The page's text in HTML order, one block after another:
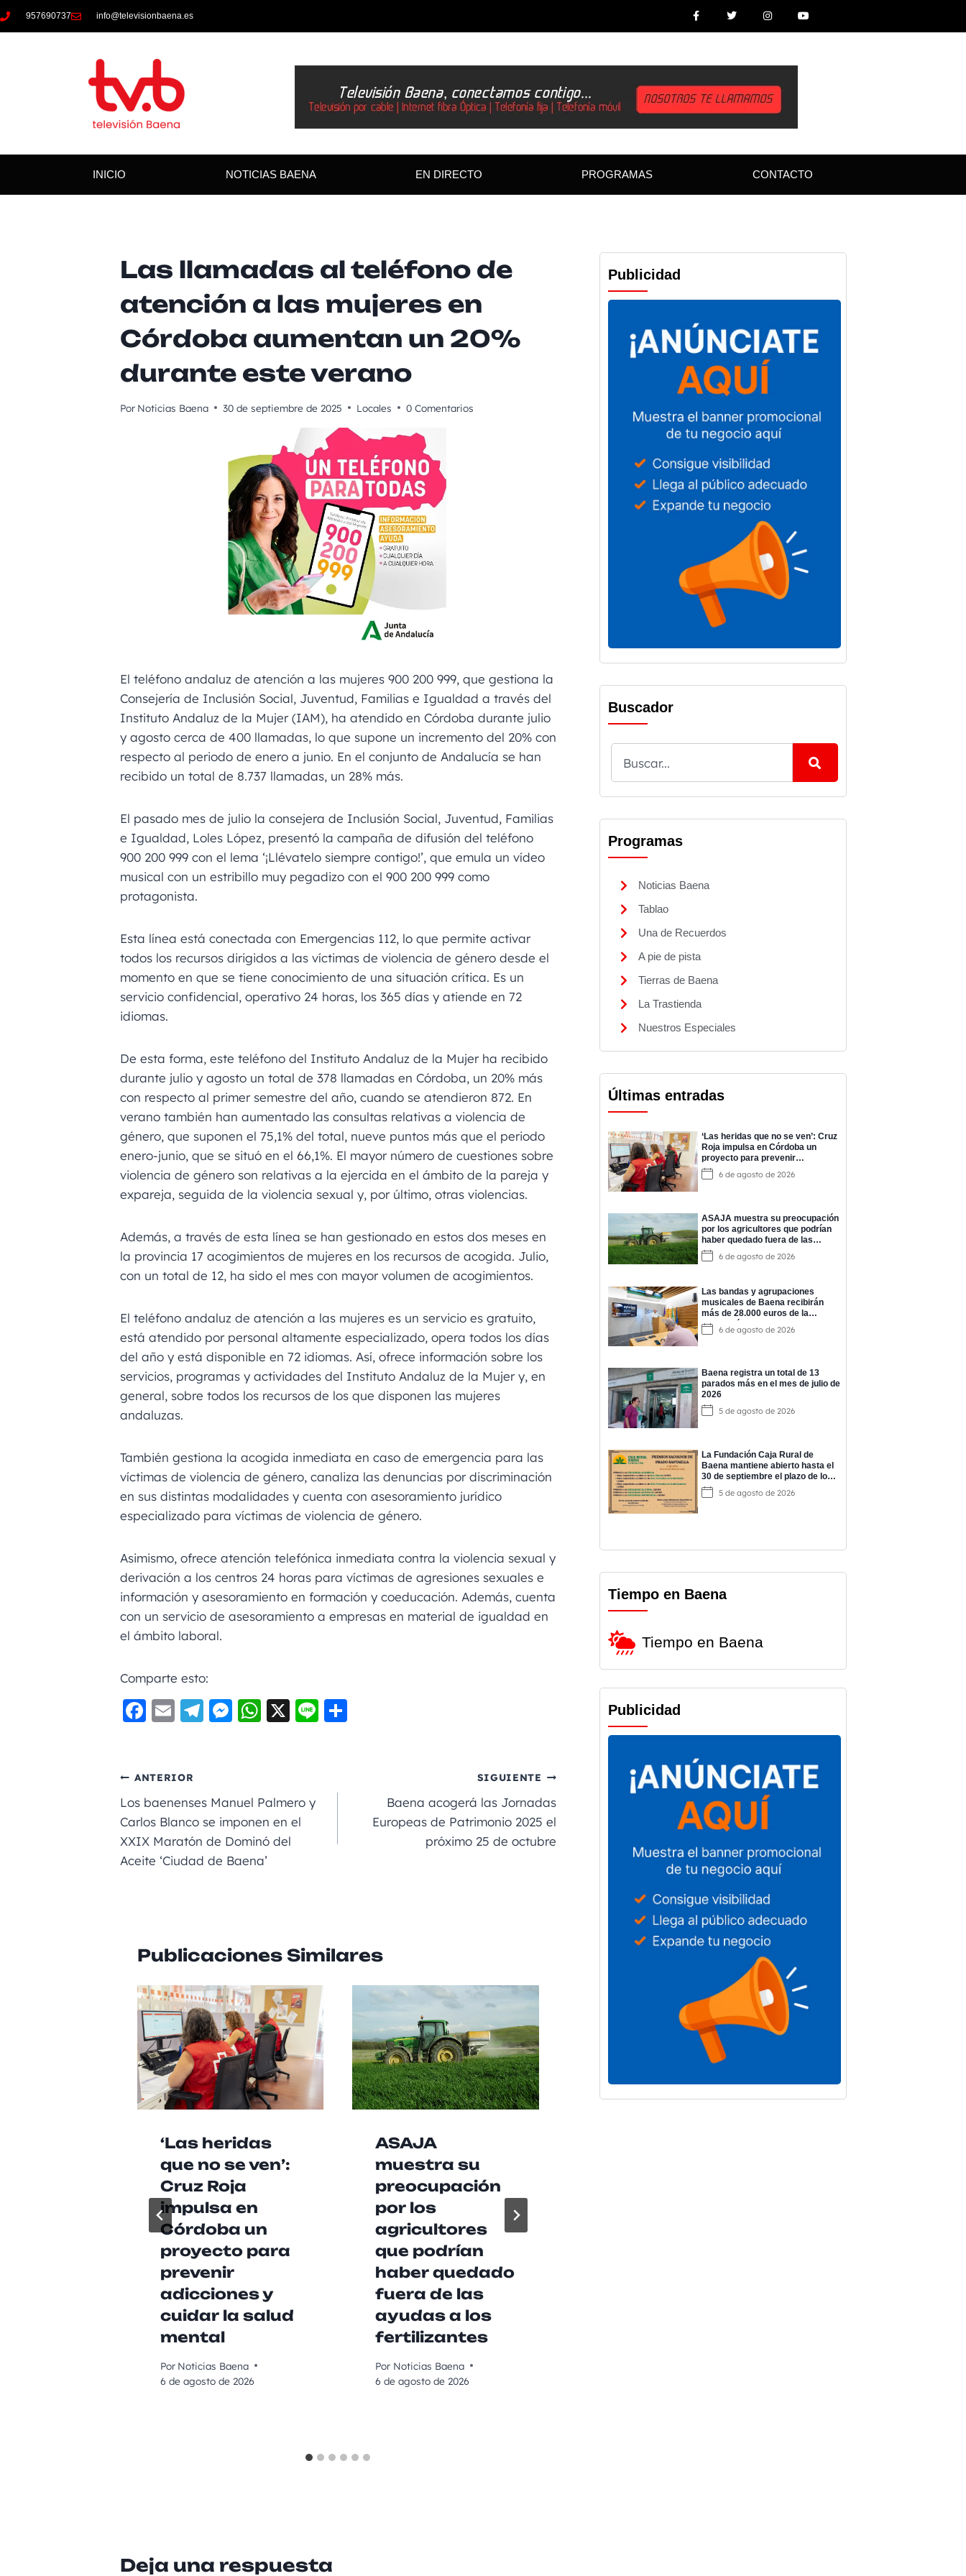
957690737 info@televisionbaena.es
INICIO NOTICIAS BAENA EN DIRECTO PROGRAMAS CONTACTO
Las llamadas al teléfono de
atención a las mujeres en
Córdoba aumentan un 20%
durante este verano
Por Noticias Baena 30 de septiembre de 2025 Locales 0 Comentarios
El teléfono andaluz de atención a las mujeres 900 200 999, que gestiona la
Consejería de Inclusión Social, Juventud, Familias e Igualdad a través del
Instituto Andaluz de la Mujer (IAM), ha atendido en Córdoba durante julio
y agosto cerca de 400 llamadas, lo que supone un incremento del 20% con
respecto al periodo de enero a junio. En el conjunto de Andalucía se han
recibido un total de 8.737 llamadas, un 28% más.
El pasado mes de julio la consejera de Inclusión Social, Juventud, Familias
e Igualdad, Loles López, presentó la campaña de difusión del teléfono
900 200 999 con el lema ‘¡Llévatelo siempre contigo!’, que emula un vídeo
musical con un estribillo muy pegadizo con el 900 200 999 como
protagonista.
Esta línea está conectada con Emergencias 112, lo que permite activar
todos los recursos dirigidos a las víctimas de violencia de género desde el
momento en que se tiene conocimiento de una situación crítica. Es un
servicio confidencial, operativo 24 horas, los 365 días y atiende en 72
idiomas.
De esta forma, este teléfono del Instituto Andaluz de la Mujer ha recibido
durante julio y agosto un total de 378 llamadas en Córdoba, un 20% más
con respecto al primer semestre del año, cuando se atendieron 872. En
verano también han aumentado las consultas relativas a violencia de
género, que suponen el 75,1% del total, nueve puntos más que el periodo
enero-junio, que se situó en el 66,1%. El mayor número de cuestiones sobre
violencia de género son relativas a la ejercida en el ámbito de la pareja y
expareja, seguida de la violencia sexual y, por último, otras violencias.
Además, a través de esta línea se han gestionado en estos dos meses en
la provincia 17 acogimientos de mujeres en los recursos de acogida. Julio,
con un total de 12, ha sido el mes con mayor volumen de acogimientos.
El teléfono andaluz de atención a las mujeres es un servicio es gratuito,
está atendido por personal altamente especializado, opera todos los días
del año y está disponible en 72 idiomas. Así, ofrece información sobre los
servicios, programas y actividades del Instituto Andaluz de la Mujer y, en
general, sobre todos los recursos de los que disponen las mujeres
andaluzas.
También gestiona la acogida inmediata en caso de emergencia para las
víctimas de violencia de género, canaliza las denuncias por discriminación
en sus distintas modalidades y cuenta con asesoramiento jurídico
especializado para víctimas de violencia de género.
Asimismo, ofrece atención telefónica inmediata contra la violencia sexual y
derivación a los centros 24 horas para víctimas de agresiones sexuales e
información y asesoramiento en formación y coeducación. Además, cuenta
con un servicio de asesoramiento a empresas en material de igualdad en
el ámbito laboral.
Comparte esto:
F
e
b
o
o
k
E
l
Te
m
M
n
g
er
W
A
p
p
X Li C
ANTERIOR
Los baenenses Manuel Palmero y
Carlos Blanco se imponen en el
XXIX Maratón de Dominó del
Aceite ‘Ciudad de Baena’
SIGUIENTE
Baena acogerá las Jornadas
Europeas de Patrimonio 2025 el
próximo 25 de octubre
Publicaciones Similares
‘Las heridas
que no se ven’:
Cruz Roja
impulsa en
Córdoba un
proyecto para
prevenir
adicciones y
cuidar la salud
mental
Por Noticias Baena
6 de agosto de 2026
ASAJA
muestra su
preocupación
por los
agricultores
que podrían
haber quedado
fuera de las
ayudas a los
fertilizantes
Por Noticias Baena
6 de agosto de 2026
Deja una respuesta
Publicidad
Buscador
Programas
Noticias Baena
Tablao
Una de Recuerdos
A pie de pista
Tierras de Baena
La Trastienda
Nuestros Especiales
Últimas entradas
‘Las heridas que no se ven’: Cruz
Roja impulsa en Córdoba un
proyecto para prevenir
adicciones y cuidar la salud
mental6 de agosto de 2026
ASAJA muestra su preocupación
por los agricultores que podrían
haber quedado fuera de las
ayudas a los fertilizantes
6 de agosto de 2026
Las bandas y agrupaciones
musicales de Baena recibirán
más de 28.000 euros de la
Diputación para impulsar su
actividad6 de agosto de 2026
Baena registra un total de 13
parados más en el mes de julio de
2026
5 de agosto de 2026
La Fundación Caja Rural de
Baena mantiene abierto hasta el
30 de septiembre el plazo de los
‘Premios Salvador de Prado’
5 de agosto de 2026
Tiempo en Baena
Tiempo en Baena
Publicidad